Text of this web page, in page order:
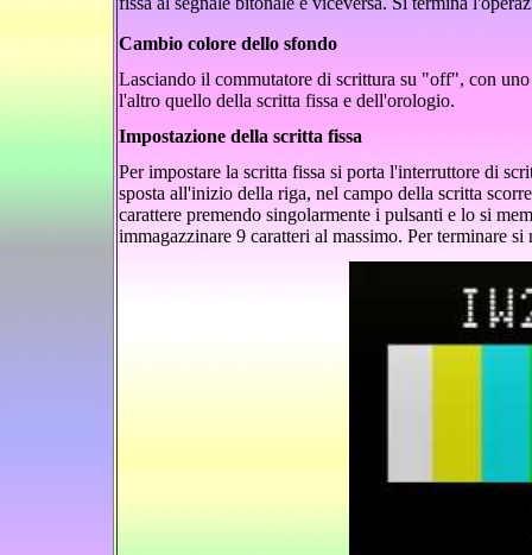
Cambio colore dello sfondo
Lasciando il commutatore di scrittura su "off", con
l'altro quello della scritta fissa e dell'orologio.
Impostazione della scritta fissa
Per impostare la scritta fissa si porta l'interruttore di
sposta all'inizio della riga, nel campo della scritta
carattere premendo singolarmente i pulsanti e lo si
immagazzinare 9 caratteri al massimo. Per terminare